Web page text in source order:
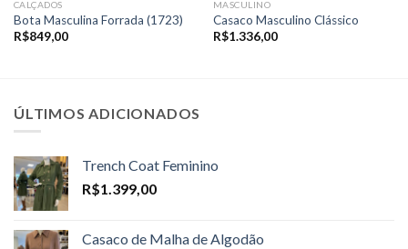
CALÇADOS
Bota Masculina Forrada (1723)
R$849,00
MASCULINO
Casaco Masculino Clássico
R$1.336,00
ÚLTIMOS ADICIONADOS
Trench Coat Feminino
R$1.399,00
Casaco de Malha de Algodão